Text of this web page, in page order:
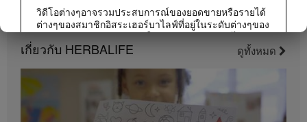
วิดีโอต่างๆอาจรวมประสบการณ์ของยอดขายหรือรายได้
ต่างๆของสมาชิกอิสระเฮอร์บาไลฟ์ที่อยู่ในระดับต่างๆของ
แผนการตลาดและอาศัยอยู่ในประเทศต่างๆ รายได้เหล่า
นี้เป็นรายได้เฉพาะบุคคล (หรือเป็นเพียงตัวอย่าง) ที่นำมา
แสดงและไม่ใช่รายได้โดยเฉลี่ย; หรือไม่ได้เป็นสิ่งรับ
ประกันว่าคุณจะได้รับรายได้เท่ากัน สำหรับข้อมูลโดย
เฉลี่ยเกี่ยวกับงบการเงินล่าสุดสำหรับภูมิภาคที่คุณดำเนิน
ธุรกิจอยู่นั้น โปรดดูจากเว็บไซต์ Herbalife.com หรือ
MyHerbalife.com
0:46
คุณประโยชน์ที่หลากหลายของว่านหางจระเข้
เรียนรู้คุณประโยชน์และการจำกัดสารไม่พึงประสงค์
เกี่ยวกับ HERBALIFE ดูทั้งหมด